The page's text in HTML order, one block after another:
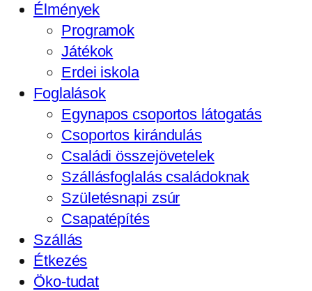
Élmények
Programok
Játékok
Erdei iskola
Foglalások
Egynapos csoportos látogatás
Csoportos kirándulás
Családi összejövetelek
Szállásfoglalás családoknak
Születésnapi zsúr
Csapatépítés
Szállás
Étkezés
Öko-tudat